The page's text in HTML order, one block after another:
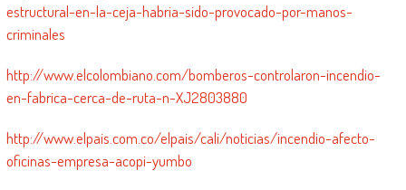
estructural-en-la-ceja-habria-sido-provocado-por-manos-
criminales
http://www.elcolombiano.com/bomberos-controlaron-incendio-
en-fabrica-cerca-de-ruta-n-XJ2803880
http://www.elpais.com.co/elpais/cali/noticias/incendio-afecto-
oficinas-empresa-acopi-yumbo